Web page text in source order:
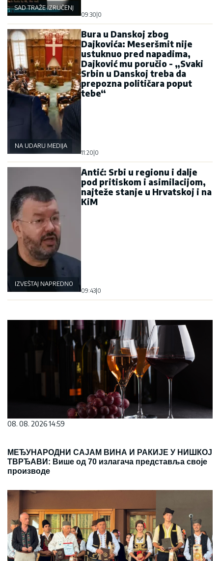
SAD TRAŽE IZRUČENJE
09:30 0
NA UDARU MEDIJA
Bura u Danskoj zbog
Dajkovića: Meseršmit nije
ustuknuo pred napadima,
Dajković mu poručio - „Svaki
Srbin u Danskoj treba da
prepozna političara poput
tebe“
11:20 0
IZVEŠTAJ NAPREDNOG KLUBA
Antić: Srbi u regionu i dalje
pod pritiskom i asimilacijom,
najteže stanje u Hrvatskoj i na
KiM
09:43 0
08. 08. 2026 14:59
МЕЂУНАРОДНИ САЈАМ ВИНА И РАКИЈЕ У НИШКОЈ
ТВРЂАВИ: Више од 70 излагача представља своје
производе